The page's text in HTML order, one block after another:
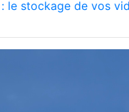
le stockage de vos